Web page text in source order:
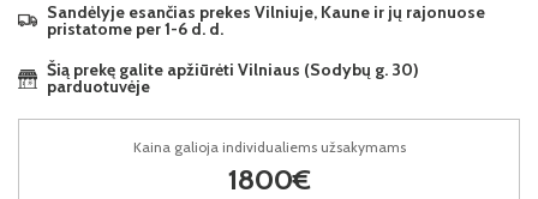
Sandėlyje esančias prekes Vilniuje, Kaune ir jų rajonuose
pristatome per 1-6 d. d.
Šią prekę galite apžiūrėti Vilniaus (Sodybų g. 30)
parduotuvėje
Kaina galioja individualiems užsakymams
1800€